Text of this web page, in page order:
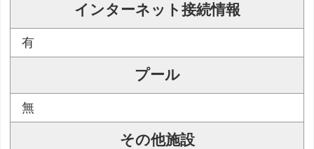
インターネット接続情報
有
プール
無
その他施設